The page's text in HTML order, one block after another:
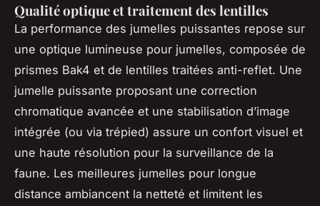
Qualité optique et traitement des lentilles
La performance des jumelles puissantes repose sur
une optique lumineuse pour jumelles, composée de
prismes Bak4 et de lentilles traitées anti-reflet. Une
jumelle puissante proposant une correction
chromatique avancée et une stabilisation d’image
intégrée (ou via trépied) assure un confort visuel et
une haute résolution pour la surveillance de la
faune. Les meilleures jumelles pour longue
distance ambiancent la netteté et limitent les